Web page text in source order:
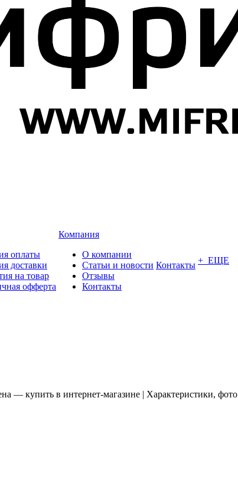
оплаты
доставки
на товар
офферта
Компания
О компании
Статьи и новости
Отзывы
Контакты
Контакты + ЕЩЕ
— купить в интернет-магазине | Характеристики, фото